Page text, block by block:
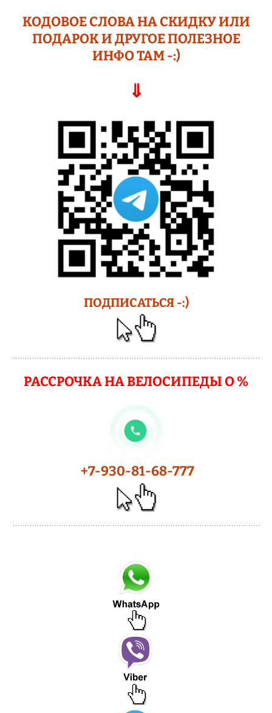
КОДОВОЕ СЛОВА НА СКИДКУ ИЛИ
ПОДАРОК И ДРУГОЕПОЛЕЗНОЕ
ИНФО ТАМ -:)
⇓
ПОДПИСАТЬСЯ -:)
РАССРОЧКА НА ВЕЛОСИПЕДЫ О %
+7-930-81-68-777